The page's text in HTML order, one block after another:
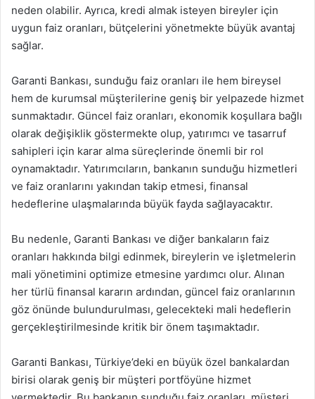
neden olabilir. Ayrıca, kredi almak isteyen bireyler için
uygun faiz oranları, bütçelerini yönetmekte büyük avantaj
sağlar.
Garanti Bankası, sunduğu faiz oranları ile hem bireysel
hem de kurumsal müşterilerine geniş bir yelpazede hizmet
sunmaktadır. Güncel faiz oranları, ekonomik koşullara bağlı
olarak değişiklik göstermekte olup, yatırımcı ve tasarruf
sahipleri için karar alma süreçlerinde önemli bir rol
oynamaktadır. Yatırımcıların, bankanın sunduğu hizmetleri
ve faiz oranlarını yakından takip etmesi, finansal
hedeflerine ulaşmalarında büyük fayda sağlayacaktır.
Bu nedenle, Garanti Bankası ve diğer bankaların faiz
oranları hakkında bilgi edinmek, bireylerin ve işletmelerin
mali yönetimini optimize etmesine yardımcı olur. Alınan
her türlü finansal kararın ardından, güncel faiz oranlarının
göz önünde bulundurulması, gelecekteki mali hedeflerin
gerçekleştirilmesinde kritik bir önem taşımaktadır.
Garanti Bankası, Türkiye’deki en büyük özel bankalardan
birisi olarak geniş bir müşteri portföyüne hizmet